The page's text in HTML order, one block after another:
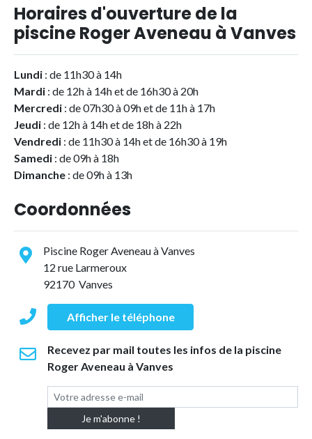
Horaires d'ouverture de la
piscine Roger Aveneau à Vanves
Lundi : de 11h30 à 14h
Mardi : de 12h à 14h et de 16h30 à 20h
Mercredi : de 07h30 à 09h et de 11h à 17h
Jeudi : de 12h à 14h et de 18h à 22h
Vendredi : de 11h30 à 14h et de 16h30 à 19h
Samedi : de 09h à 18h
Dimanche : de 09h à 13h
Coordonnées
Piscine Roger Aveneau à Vanves
12 rue Larmeroux
92170 Vanves
Afficher le téléphone
Recevez par mail toutes les infos de la piscine
Roger Aveneau à Vanves